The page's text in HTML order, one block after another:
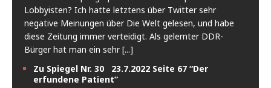
Lobbyisten? Ich hatte letztens über Twitter sehr
negative Meinungen über Die Welt gelesen, und habe
diese Zeitung immer verteidigt. Als gelernter DDR-
Bürger hat man ein sehr[...]
Zu Spiegel Nr. 30 23.7.2022 Seite 67 “Der
erfundene Patient”